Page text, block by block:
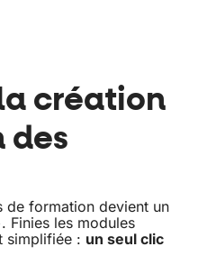
création
des
de formation devient un
Finies les modules
simplifiée : un seul clic